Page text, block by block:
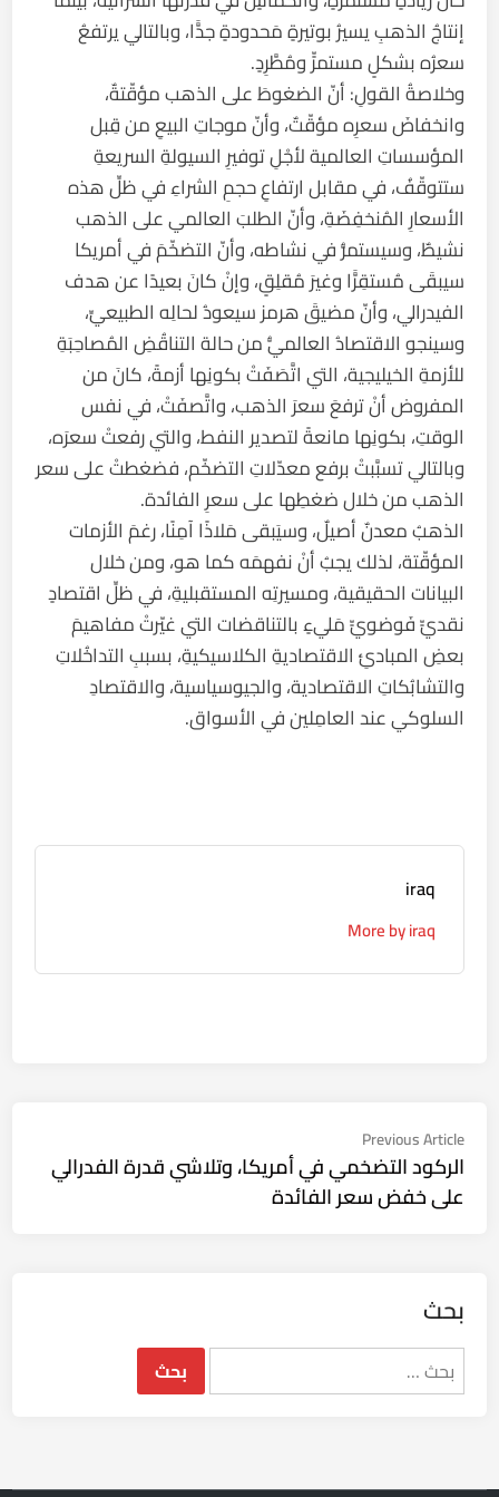
إنتاجُ الذهبِ يسيرُ بوتيرةٍ مَحدودةٍ جدًّا، وبالتالي يرتفعُ
سعرُه بشكلٍ مستمرٍّ ومُطَّرِدٍ.
وخلاصةُ القولِ: أنّ الضغوطَ على الذهب مؤقّتةٌ،
وانخفاضَ سعرِه مؤقّتٌ، وأنّ موجاتِ البيعِ من قِبل
المؤسساتِ العالمية لأجْلِ توفيرِ السيولةِ السريعةِ
ستتوقّفُ، في مقابل ارتفاعِ حجمِ الشراءِ في ظلِّ هذه
الأسعارِ المُنخفِضَةِ، وأنّ الطلبَ العالمي على الذهب
نشيطٌ، وسيستمرُّ في نشاطه، وأنّ التضخّمَ في أمريكا
سيبقَى مُستقِرًّا وغيرَ مُقلِقٍ، وإنْ كانَ بعيدًا عن هدف
الفيدرالي، وأنّ مضيقَ هرمز سيعودُ لحالِه الطبيعيِّ،
وسينجو الاقتصادُ العالميُّ من حالة التناقُضِ المُصاحِبَةِ
للأزمةِ الخيليجية، التي اتَّصَفَتْ بكونِها أزمةً، كانَ من
المفروض أنْ ترفعَ سعرَ الذهب، واتَّصفَتْ، في نفس
الوقتِ، بكونِها مانعةً لتصدير النفط، والتي رفعتْ سعرَه،
وبالتالي تسبَّبتْ برفع معدّلاتِ التضخّم، فضغطتْ على سعر
الذهب من خلال ضغطِها على سعرِ الفائدة.
الذهبُ معدنٌ أصيلٌ، وسيَبقى مَلاذًا آمِنًا، رغمَ الأزمات
المؤقّتة، لذلك يجبُ أنْ نفهمَه كما هو، ومن خلال
البيانات الحقيقية، ومسيرتِه المستقبليةِ، في ظلِّ اقتصادٍ
نقديٍّ فَوضويٍّ مَليءٍ بالتناقضات التي غيّرتْ مفاهيمَ
بعضِ المبادئِ الاقتصاديةِ الكلاسيكيةِ، بسببِ التداخُلاتِ
والتشابُكاتِ الاقتصادية، والجيوسياسية، والاقتصادِ
السلوكي عند العامِلين في الأسواق.
iraq
More by iraq
تصفّح
المقالات
Previous Article
article:
الركود التضخمي في أمريكا، وتلاشي قدرة الفدرالي
على خفض سعر الفائدة
بحث
البحث
عن: